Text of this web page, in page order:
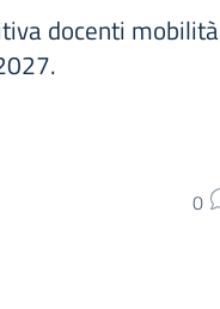
docenti mobilità
0